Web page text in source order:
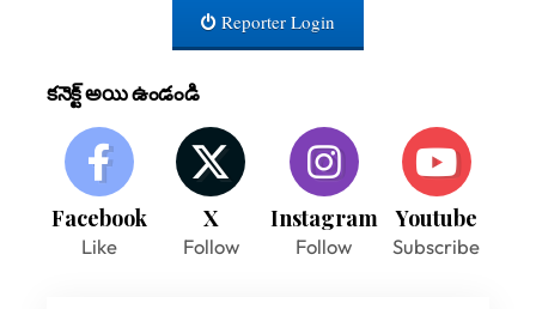
Reporter Login
కనెక్ట్ అయి ఉండండి
Facebook
Like
X
Follow
Instagram
Follow
Youtube
Subscribe